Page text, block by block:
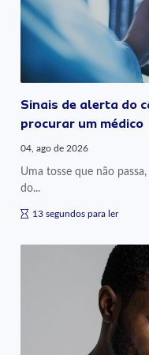
Sinais de alerta do
procurar um médico
04, ago de 2026
Uma tosse que não
do...
13 segundos para ler